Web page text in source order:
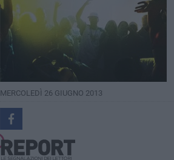
MERCOLEDÌ 26 GIUGNO 2013